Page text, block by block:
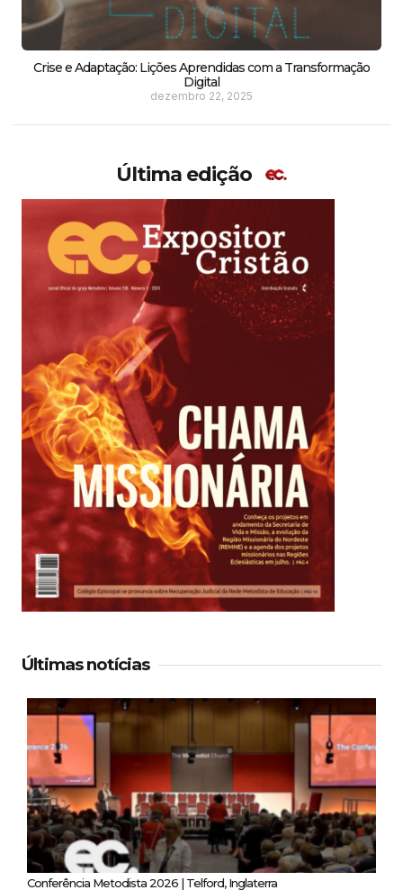
Crise e Adaptação: Lições Aprendidas com a Transformação
Digital
dezembro 22, 2025
Última edição
Últimas notícias
Conferência Metodista 2026 | Telford, Inglaterra